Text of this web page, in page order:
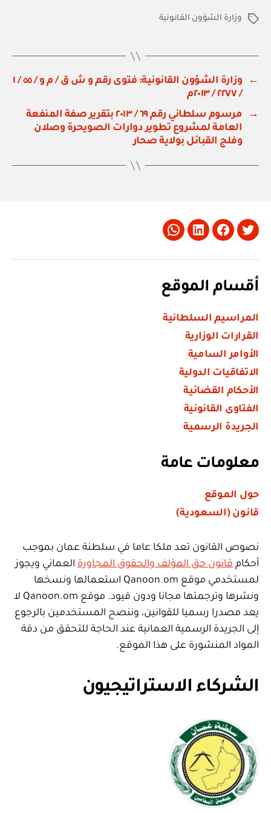
الوسوموزارة الشؤون القانونية
←
وزارة الشؤون القانونية: فتوى رقم و ش ق / م و / ٥٥ / ١
/ ٢٢٧٧ / ٢٠١٣م
→
مرسوم سلطاني رقم ٦٩ / ٢٠١٣ بتقرير صفة المنفعة
العامة لمشروع تطوير دوارات الصويحرة وصلان
وفلج القبائل بولاية صحار
Twitter
Facebook
LinkedIn
Whatsapp
أقسام الموقع
المراسيم السلطانية
القرارات الوزارية
الأوامر السامية
الاتفاقيات الدولية
الأحكام القضائية
الفتاوى القانونية
الجريدة الرسمية
معلومات عامة
حول الموقع
قانون (السعودية)
نصوص القانون تعد ملكا عاما في سلطنة عمان بموجب
أحكام قانون حق المؤلف والحقوق المجاورة العماني ويجوز
لمستخدمي موقع Qanoon.om استعمالها ونسخها
ونشرها وترجمتها مجانا ودون قيود. موقع Qanoon.om لا
يعد مصدرا رسميا للقوانين، وننصح المستخدمين بالرجوع
إلى الجريدة الرسمية العمانية عند الحاجة للتحقق من دقة
المواد المنشورة على هذا الموقع.
الشركاء الاستراتيجيون